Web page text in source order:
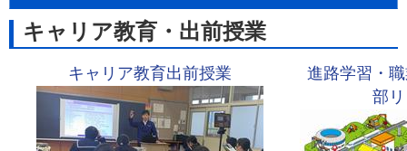
キャリア教育・出前授業
キャリア教育出前授業
進路学習・
部